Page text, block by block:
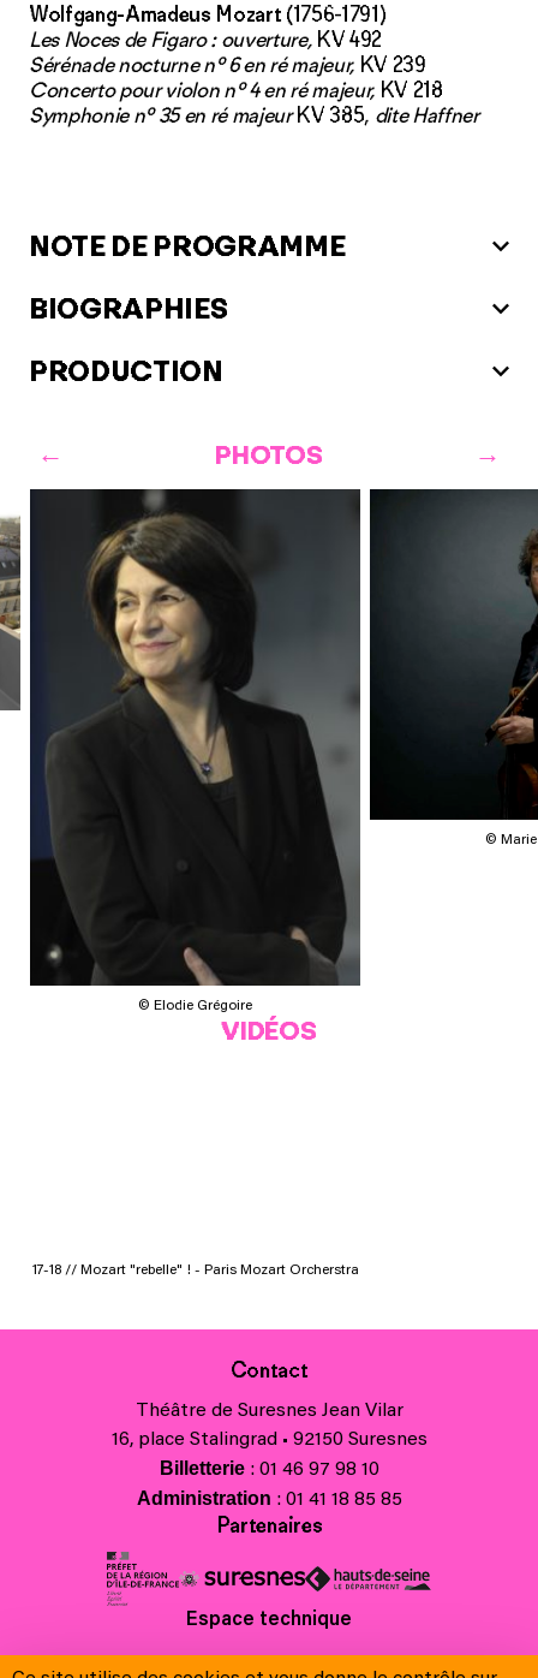
Wolfgang-Amadeus Mozart (1756-1791)
Les Noces de Figaro : ouverture,KV 492
Sérénade nocturne nº 6 en ré majeur, KV 239
Concerto pour violon nº 4 en ré majeur, KV 218
Symphonie nº 35 en ré majeurKV 385, dite Haffner
NOTE DE PROGRAMME
BIOGRAPHIES
PRODUCTION
PHOTOS
© Elodie Grégoire
© Marie
VIDÉOS
17-18 // Mozart "rebelle" ! - Paris Mozart Orcherstra
Contact
Théâtre de Suresnes Jean Vilar
16, place Stalingrad • 92150 Suresnes
Billetterie: 01 46 97 98 10
Administration : 01 41 18 85 85
Partenaires
Espace technique